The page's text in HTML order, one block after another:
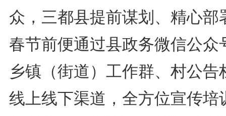
众，三都县提前谋划、精心部
春节前便通过县政务微信公众
乡镇（街道）工作群、村公告
线上线下渠道，全方位宣传培